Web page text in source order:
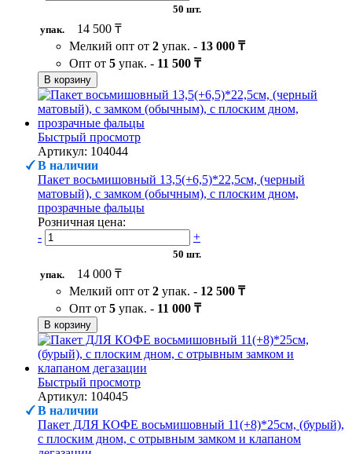
50 шт.
упак.
14 500 ₸
Мелкий опт от 2 упак. - 13 000 ₸
Опт от 5 упак. - 11 500 ₸
В корзину
Быстрый просмотр
Артикул: 104044
В наличии
Пакет восьмишовный 13,5(+6,5)*22,5см, (черный
матовый), с замком (обычным), с плоским дном,
прозрачные фальцы
Розничная цена:
-
+
50 шт.
упак.
14 000 ₸
Мелкий опт от 2 упак. - 12 500 ₸
Опт от 5 упак. - 11 000 ₸
В корзину
Быстрый просмотр
Артикул: 104045
В наличии
Пакет ДЛЯ КОФЕ восьмишовный 11(+8)*25см, (бурый),
с плоским дном, с отрывным замком и клапаном